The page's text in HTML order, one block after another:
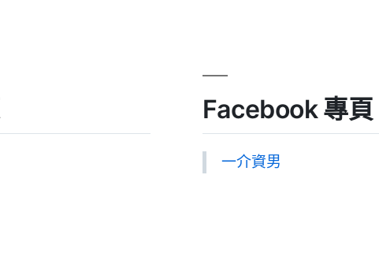
Facebook 專頁
一介資男